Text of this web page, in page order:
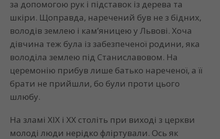
за допомогою рук і підставок із дерева та
шкіри. Щоправда, наречений був не з бідних,
володів землею і кам’яницею у Львові. Хоча
дівчина теж була із забезпеченої родини, яка
володіла землею під Станиславовом. На
церемонію прибув лише батько нареченої, а її
брати не прийшли, бо були проти цього
шлюбу.
На зламі ХІХ і ХХ століть при виході з церкви
молоді люди нерідко фліртували. Ось як